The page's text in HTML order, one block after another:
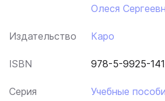
Олеся
Издательство Каро
ISBN 978-5-9925-
Серия Учебные